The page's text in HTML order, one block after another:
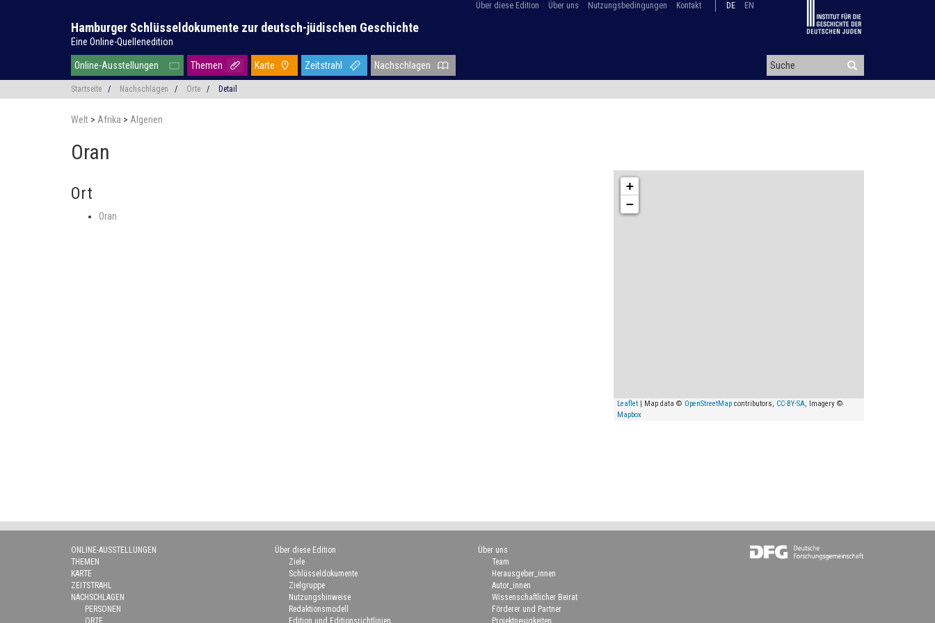
Über diese Edition Über uns Nutzungsbedingungen Kontakt DE EN
Hamburger Schlüsseldokumente zur deutsch-jüdischen Geschichte
Eine Online-Quellenedition
Online-Ausstellungen Themen Karte Zeitstrahl Nachschlagen
Startseite / Nachschlagen / Orte / Detail
Welt > Afrika > Algerien
Oran
Ort
Oran
+
−
Leaflet | Map data © OpenStreetMap contributors, CC-BY-SA, Imagery ©
Mapbox
ONLINE-AUSSTELLUNGEN
THEMEN
KARTE
ZEITSTRAHL
NACHSCHLAGEN
PERSONEN
ORTE
Über diese Edition
Ziele
Schlüsseldokumente
Zielgruppe
Nutzungshinweise
Redaktionsmodell
Edition und Editionsrichtlinien
Über uns
Team
Herausgeber_innen
Autor_innen
Wissenschaftlicher Beirat
Förderer und Partner
Projektneuigkeiten